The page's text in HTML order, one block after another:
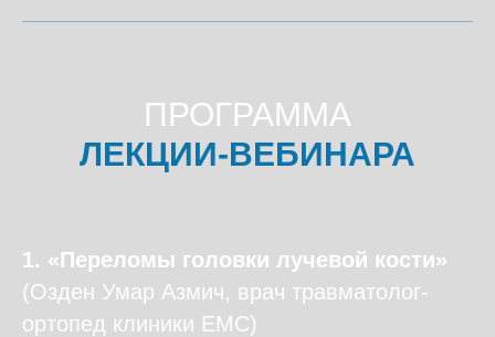
ПРОГРАММА
ЛЕКЦИИ-ВЕБИНАРА
1. «Переломы головки лучевой кости»
(Озден Умар Азмич, врач травматолог-
ортопед клиники ЕМС)